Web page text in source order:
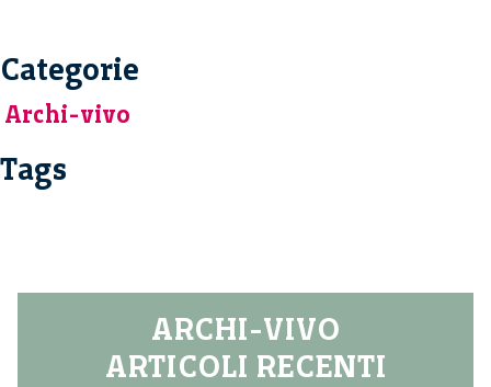
Categorie
Archi-vivo
Tags
ARCHI-VIVO
ARTICOLI RECENTI